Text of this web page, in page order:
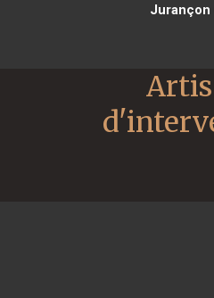
Jurançon